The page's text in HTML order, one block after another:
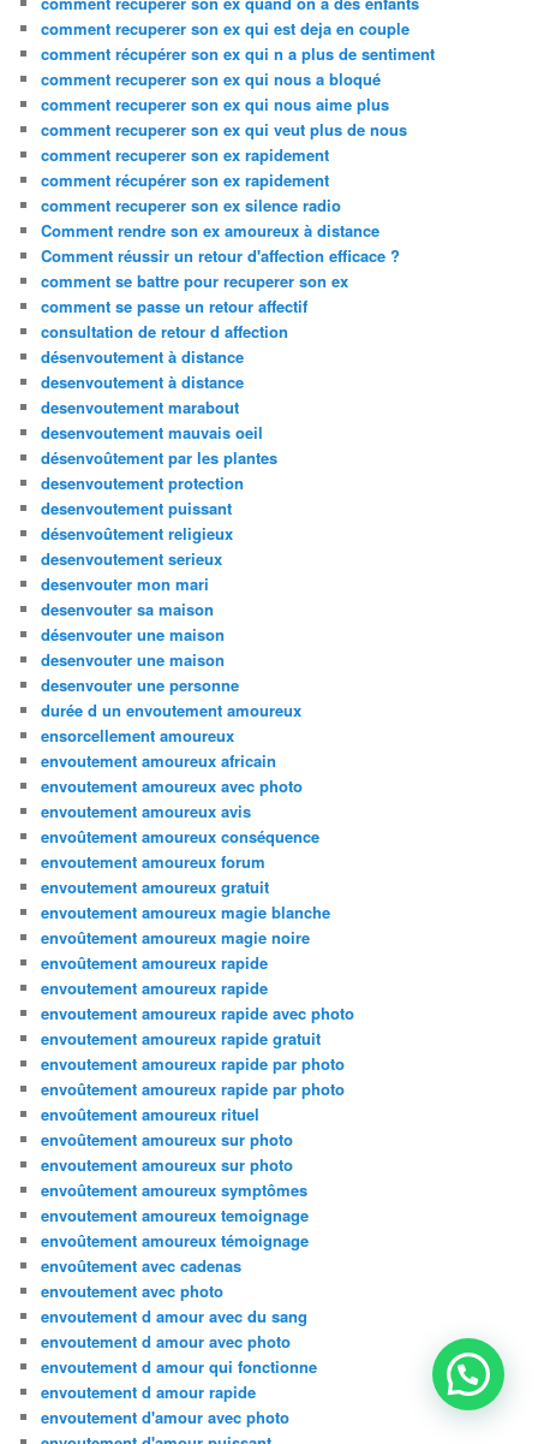
comment recuperer son ex qui est deja en couple
comment récupérer son ex qui n a plus de sentiment
comment recuperer son ex qui nous a bloqué
comment recuperer son ex qui nous aime plus
comment recuperer son ex qui veut plus de nous
comment recuperer son ex rapidement
comment récupérer son ex rapidement
comment recuperer son ex silence radio
Comment rendre son ex amoureux à distance
Comment réussir un retour d'affection efficace ?
comment se battre pour recuperer son ex
comment se passe un retour affectif
consultation de retour d affection
désenvoutement à distance
desenvoutement à distance
desenvoutement marabout
desenvoutement mauvais oeil
désenvoûtement par les plantes
desenvoutement protection
desenvoutement puissant
désenvoûtement religieux
desenvoutement serieux
desenvouter mon mari
desenvouter sa maison
désenvouter une maison
desenvouter une maison
desenvouter une personne
durée d un envoutement amoureux
ensorcellement amoureux
envoutement amoureux africain
envoutement amoureux avec photo
envoutement amoureux avis
envoûtement amoureux conséquence
envoutement amoureux forum
envoutement amoureux gratuit
envoutement amoureux magie blanche
envoûtement amoureux magie noire
envoûtement amoureux rapide
envoutement amoureux rapide
envoutement amoureux rapide avec photo
envoutement amoureux rapide gratuit
envoutement amoureux rapide par photo
envoûtement amoureux rapide par photo
envoûtement amoureux rituel
envoûtement amoureux sur photo
envoutement amoureux sur photo
envoûtement amoureux symptômes
envoutement amoureux temoignage
envoûtement amoureux témoignage
envoûtement avec cadenas
envoutement avec photo
envoutement d amour avec du sang
envoutement d amour avec photo
envoutement d amour qui fonctionne
envoutement d amour rapide
envoutement d'amour avec photo